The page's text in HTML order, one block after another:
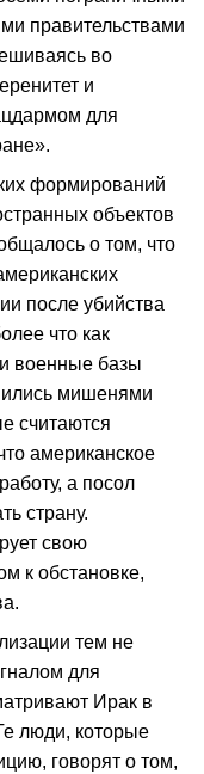
правительствами
во
и
для
формирований
объектов
о том, что
после убийства
что как
военные базы
мишенями
считаются
американское
а посол
страну.
свою
к обстановке,
тем не
для
Ирак в
люди, которые
говорят о том,